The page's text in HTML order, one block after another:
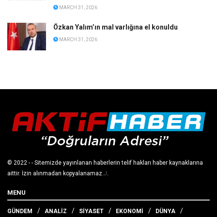
MARCH 31, 2026
Özkan Yalım’ın mal varlığına el konuldu
MARCH 31, 2026
© 2022 - - Sitemizde yayınlanan haberlerin telif hakları haber kaynaklarına
aittir. İzin alınmadan kopyalanamaz.J.
MENU
GÜNDEM ANALİZ SİYASET EKONOMİ DÜNYA